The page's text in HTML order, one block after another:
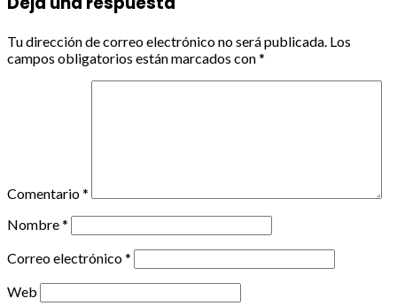
Tu dirección de correo electrónico no será publicada. Los
campos obligatorios están marcados con*
Comentario*
Nombre*
Correo electrónico*
Web